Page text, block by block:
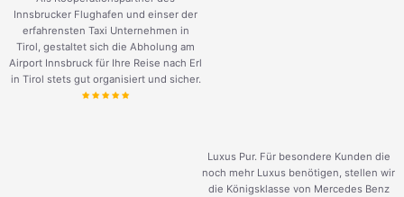
Innsbrucker Flughafen und einser der
erfahrensten Taxi Unternehmen in
Tirol, gestaltet sich die Abholung am
Airport Innsbruck für Ihre Reise nach Erl
in Tirol stets gut organisiert und sicher.
Luxus Pur. Für besondere Kunden die
noch mehr Luxus benötigen, stellen wir
die Königsklasse von Mercedes Benz